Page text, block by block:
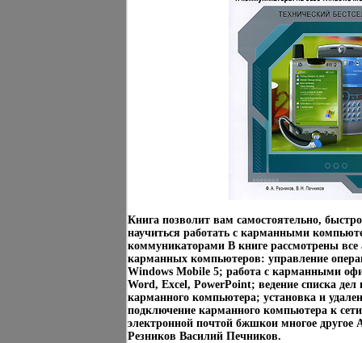
Книга позволит вам самостоятельно,
научиться работать с карманными
коммуникаторами В книге рассмотрены
карманных компьютеров: управление
Windows Mobile 5; работа с карманными
Word, Excel, PowerPoint; ведение списка дел
карманного компьютера; установка и
подключение карманного компьютера к
электронной почтой бжшкои многое
Резников Василий Печников.